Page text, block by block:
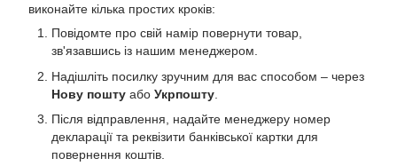
виконайте кілька простих кроків:
Повідомте про свій намір повернути товар,
зв'язавшись із нашим менеджером.
Надішліть посилку зручним для вас способом – через
Нову пошту або Укрпошту
Після відправлення, надайте менеджеру номер
декларації та реквізити банківської картки для
повернення коштів.